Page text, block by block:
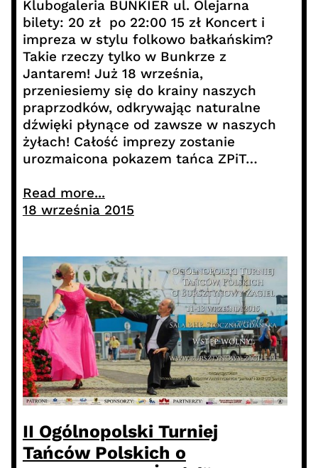
Klubogaleria BUNKIER ul. Olejarna
bilety: 20 zł po 22:00 15 zł Koncert i
impreza w stylu folkowo bałkańskim?
Takie rzeczy tylko w Bunkrze z
Jantarem! Już 18 września,
przeniesiemy się do krainy naszych
praprzodków, odkrywając naturalne
dźwięki płynące od zawsze w naszych
żyłach! Całość imprezy zostanie
urozmaicona pokazem tańca ZPiT…
Read more...
18 września 2015
II Ogólnopolski Turniej
Tańców Polskich o